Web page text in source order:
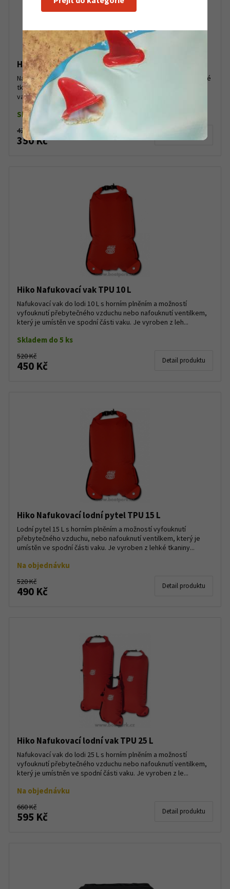
Hiko lodní vak TPU 2 L
Nafukovací vak TPU 2 L s horním plněním. Vak je vyroben z lehké
tkaniny zesílený vazbou Ripstop s TPU zátěrem pro svařované
vaky. Extrémně lehký materiál, pevný a mimořád...
Skladem do 5 ks
420 Kč
350 Kč
Hiko Nafukovací vak TPU 10 L
Nafukovací vak do lodi 10 L s horním plněním a možností
vyfouknutí přebytečného vzduchu nebo nafouknutí ventilkem,
který je umístěn ve spodní části vaku. Je vyroben z leh...
Skladem do 5 ks
520 Kč
450 Kč Detail produktu
Hiko Nafukovací lodní pytel TPU 15 L
Lodní pytel 15 L s horním plněním a možností vyfouknutí
přebytečného vzduchu, nebo nafouknutí ventilkem, který je
umístěn ve spodní části vaku. Je vyroben z lehké tkaniny...
Na objednávku
520 Kč
490 Kč Detail produktu
Hiko Nafukovací lodní vak TPU 25 L
Nafukovací vak do lodi 25 L s horním plněním a možností
vyfouknutí přebytečného vzduchu nebo nafouknutí ventilkem,
který je umístněn ve spodní části vaku. Je vyroben z le...
Na objednávku
660 Kč
595 Kč Detail produktu